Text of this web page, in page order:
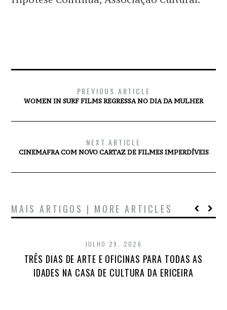
PREVIOUS ARTICLE
WOMEN IN SURF FILMS REGRESSA NO DIA DA MULHER
NEXT ARTICLE
CINEMAFRA COM NOVO CARTAZ DE FILMES IMPERDÍVEIS
MAIS ARTIGOS | MORE ARTICLES
JULHO 29, 2026
TRÊS DIAS DE ARTE E OFICINAS PARA TODAS AS
IDADES NA CASA DE CULTURA DA ERICEIRA